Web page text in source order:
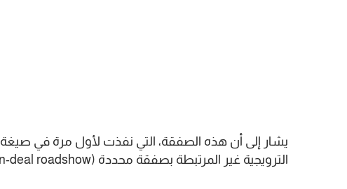
الترويجية غير المرتبطة بصفقة محددة (non-deal roadshow) التي تم تنظيمها في شتنبر 2025 بآسيا.